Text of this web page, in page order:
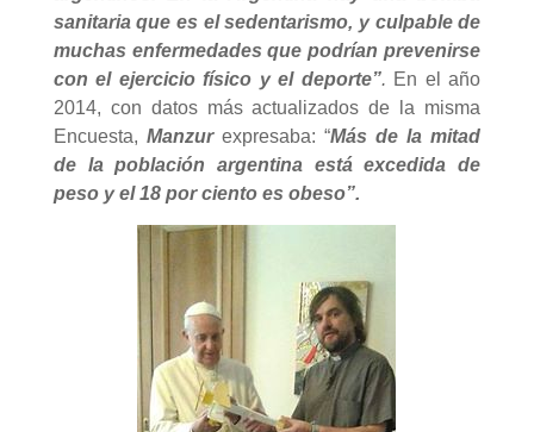
sanitaria que es el sedentarismo, y culpable de
muchas enfermedades que podrían prevenirse
con el ejercicio físico y el deporte”. En el año
2014, con datos más actualizados de la misma
Encuesta, Manzur expresaba: “Más de la mitad
de la población argentina está excedida de
peso y el 18 por ciento es obeso”.